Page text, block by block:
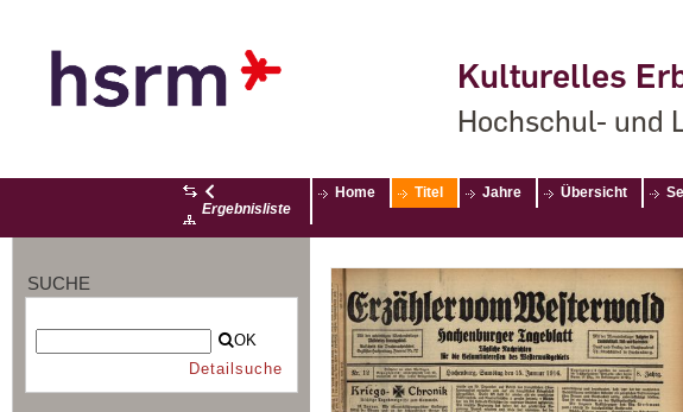
Kulturelles
Hochschul- und
Ergebnisliste
Home Titel Jahre Übersicht
SUCHE
OK
Detailsuche